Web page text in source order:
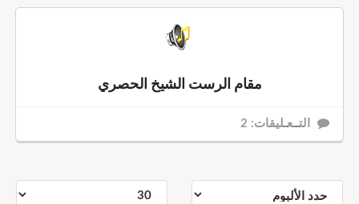
مقام الرست الشيخ الحصري
التــعـليقات: 2